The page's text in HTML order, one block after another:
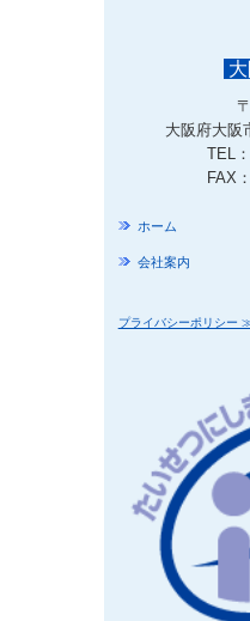
大阪府大阪
TEL
FAX
ホーム
会社案内
プライバシーポリシー